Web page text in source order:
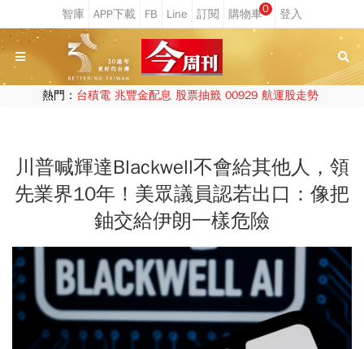
0
熱門： 台積電 兆豐金配息 股票抽籤 00929 航運股走勢
川普喊輝達Blackwell不會給其他人，領
先業界10年！美眾議員認若出口：像把
鈾交給伊朗一樣危險